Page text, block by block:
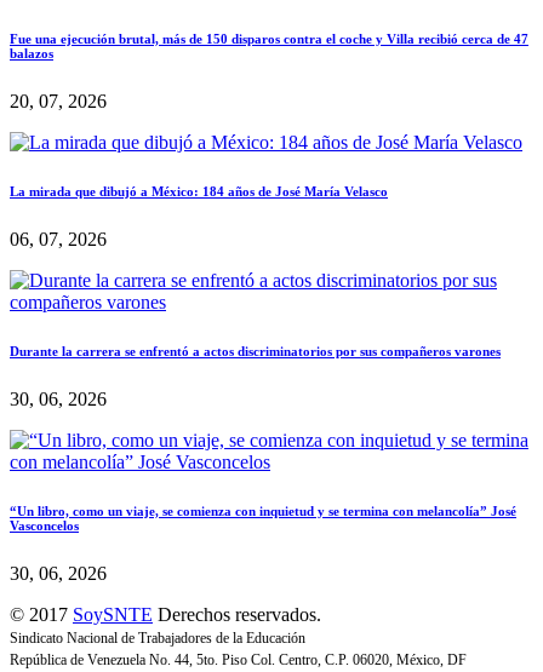
Fue una ejecución brutal, más de 150 disparos contra el coche y Villa recibió cerca de 47
balazos
20, 07, 2026
La mirada que dibujó a México: 184 años de José María Velasco
06, 07, 2026
Durante la carrera se enfrentó a actos discriminatorios por sus compañeros varones
30, 06, 2026
“Un libro, como un viaje, se comienza con inquietud y se termina con melancolía” José
Vasconcelos
30, 06, 2026
© 2017 SoySNTE Derechos reservados.
Sindicato Nacional de Trabajadores de la Educación
República de Venezuela No. 44, 5to. Piso Col. Centro, C.P. 06020, México, DF